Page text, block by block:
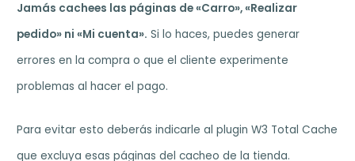
Jamás cachees las páginas de «Carro», «Realizar
pedido» ni «Mi cuenta». Si lo haces, puedes generar
errores en la compra o que el cliente experimente
problemas al hacer el pago.
Para evitar esto deberás indicarle al plugin W3 Total Cache
que excluya esas páginas del cacheo de la tienda.